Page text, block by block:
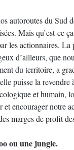
autoroutes du Sud
Mais qu’est-ce
les actionnaires.
d’ailleurs, que
du territoire, a
puisse la revendre
et humain,
encourager notre
marges de profit
ou une jungle.